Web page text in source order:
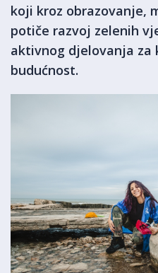
koji kroz obrazovanje,
potiče razvoj zelenih
aktivnog djelovanja
budućnost.